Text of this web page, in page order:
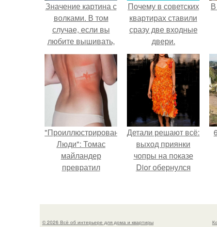
Значение картина с
волками. В том
случае, если вы
любите вышивать,
то наверняка
задумывались о
том, что означает та
или иная вышитая
вами картина.
Почему в советских
квартирах ставили
сразу две входные
двери.
"Проиллюстрированные
Люди": Томас
майландер
превратил
Детали решают всё:
выход приянки
чопры на показе
Dior обернулся
пошива.
© 2026 Всё об интерьере для дома и квартиры